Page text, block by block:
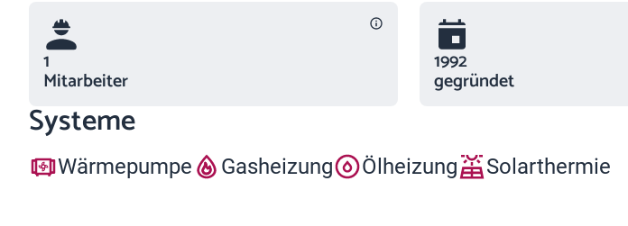
1
Mitarbeiter
1992
gegründet
Systeme
Wärmepumpe Gasheizung Ölheizung Solarthermie